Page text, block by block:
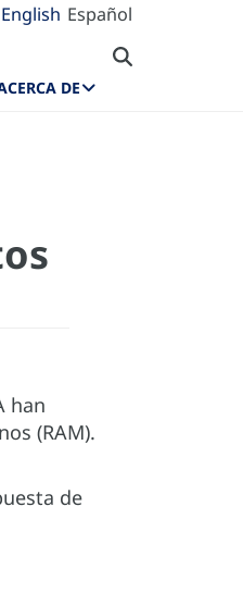
English Español
DE
han
(RAM).
de